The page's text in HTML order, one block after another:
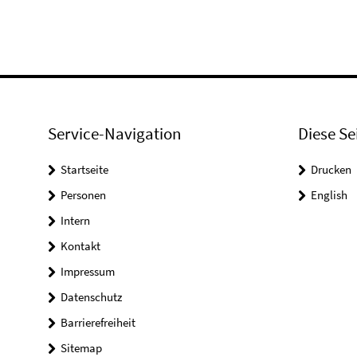
Service-Navigation
Startseite
Personen
Intern
Kontakt
Impressum
Datenschutz
Barrierefreiheit
Sitemap
Diese
Drucken
English